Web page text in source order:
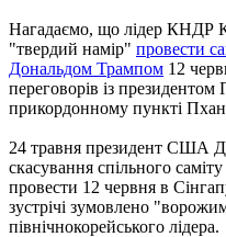
Нагадаємо, що лідер КНДР
"твердий намір" провести
Дональдом Трампом 12
переговорів із
прикордонному пункті
24 травня президент США
скасування спільного
провести 12 червня в
зустрічі зумовлено
північнокорейського лідера.